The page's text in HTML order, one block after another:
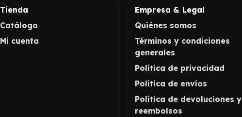
Tienda
Catálogo
Mi cuenta
Empresa & Legal
Quiénes somos
Términos y condiciones
generales
Política de privacidad
Política de envíos
Política de devoluciones y
reembolsos